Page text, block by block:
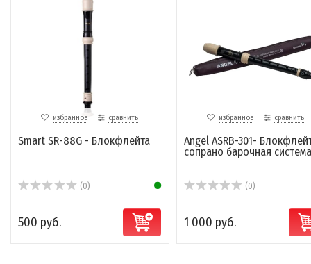
избранное сравнить
Smart SR-88G - Блокфлейта
(0)
500 руб.
избранное сравнить
Angel ASRB-301-
сопрано барочная система
(0)
1 000 руб.